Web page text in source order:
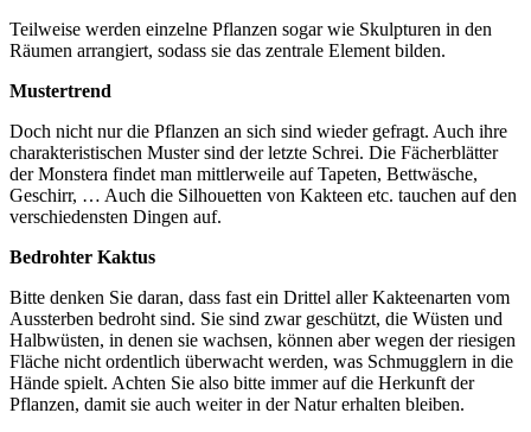
Teilweise werden einzelne Pflanzen sogar wie Skulpturen in den
Räumen arrangiert, sodass sie das zentrale Element bilden.
Mustertrend
Doch nicht nur die Pflanzen an sich sind wieder gefragt. Auch ihre
charakteristischen Muster sind der letzte Schrei. Die Fächerblätter
der Monstera findet man mittlerweile auf Tapeten, Bettwäsche,
Geschirr, … Auch die Silhouetten von Kakteen etc. tauchen auf den
verschiedensten Dingen auf.
Bedrohter Kaktus
Bitte denken Sie daran, dass fast ein Drittel aller Kakteenarten vom
Aussterben bedroht sind. Sie sind zwar geschützt, die Wüsten und
Halbwüsten, in denen sie wachsen, können aber wegen der riesigen
Fläche nicht ordentlich überwacht werden, was Schmugglern in die
Hände spielt. Achten Sie also bitte immer auf die Herkunft der
Pflanzen, damit sie auch weiter in der Natur erhalten bleiben.